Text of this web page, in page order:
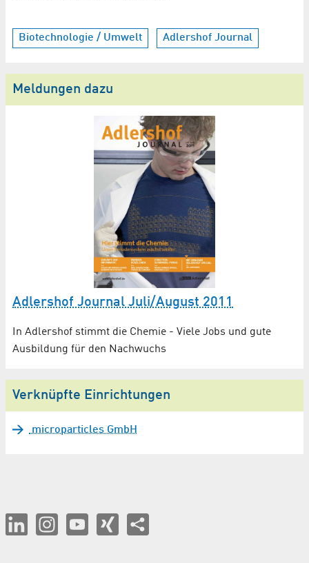
Biotechnologie / Umwelt Adlershof Journal
Meldungen dazu
Adlershof Journal Juli/August 2011
In Adlershof stimmt die Chemie - Viele Jobs und gute
Ausbildung für den Nachwuchs
Verknüpfte Einrichtungen
microparticles GmbH